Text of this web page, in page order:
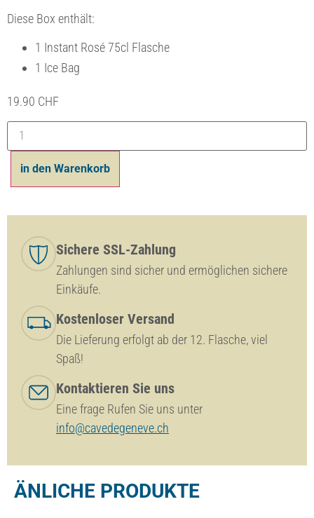
Diese Box enthält:
1 Instant Rosé 75cl Flasche
1 Ice Bag
19.90 CHF
in den Warenkorb
Sichere SSL-Zahlung
Zahlungen sind sicher und ermöglichen sichere
Einkäufe.
Kostenloser Versand
Die Lieferung erfolgt ab der 12. Flasche, viel
Spaß!
Kontaktieren Sie uns
Eine frage Rufen Sie uns unter
info@cavedegeneve.ch
ÄNLICHE PRODUKTE